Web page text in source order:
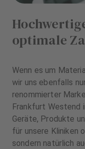
optimale
Wenn es um
wir uns ebenfalls
renommierter
Frankfurt Westend
Geräte, Produkte
für unsere Kliniken
sondern natürlich